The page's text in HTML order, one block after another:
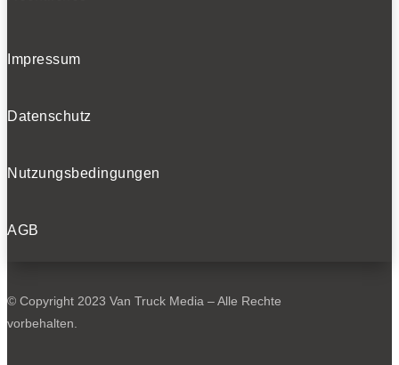
Impressum
Datenschutz
Nutzungsbedingungen
AGB
© Copyright 2023 Van Truck Media – Alle Rechte
vorbehalten.